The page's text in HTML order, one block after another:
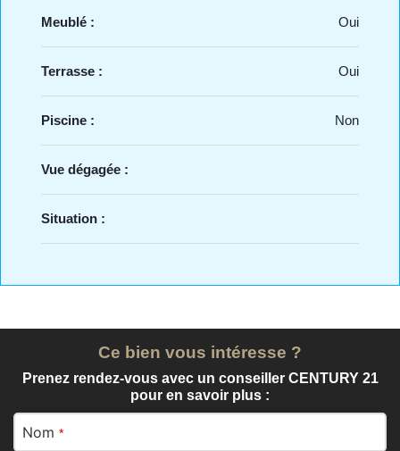
Meublé : Oui
Terrasse : Oui
Piscine : Non
Vue dégagée :
Situation :
Ce bien vous intéresse ?
Prenez rendez-vous avec un conseiller CENTURY 21
pour en savoir plus :
Nom *